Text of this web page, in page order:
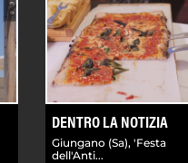
DENTRO LA NOTIZIA
Giungano (Sa), 'Festa
dell'Anti...